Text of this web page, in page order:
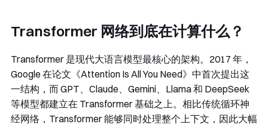
Transformer 网络到底在计算什么？
Transformer 是现代大语言模型最核心的架构。2017 年，
Google 在论文《Attention Is All You Need》中首次提出这
一结构，而 GPT、Claude、Gemini、Llama 和 DeepSeek
等模型都建立在 Transformer 基础之上。相比传统循环神
经网络，Transformer 能够同时处理整个上下文，因此大幅